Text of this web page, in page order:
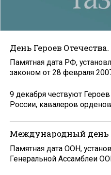
День Героев Отечества.
Памятная дата РФ,
законом от 28 февраля
9 декабря чествуют
России, кавалеров
Международный день
Памятная дата ООН,
Генеральной Ассамблеи